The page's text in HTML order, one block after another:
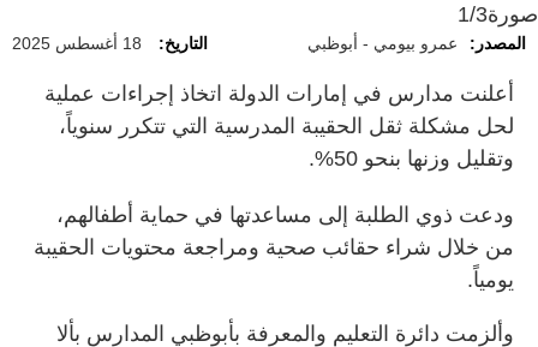
صورة1/3
المصدر: عمرو بيومي - أبوظبي التاريخ: 18 أغسطس 2025
أعلنت مدارس في إمارات الدولة اتخاذ إجراءات عملية
لحل مشكلة ثقل الحقيبة المدرسية التي تتكرر سنوياً،
وتقليل وزنها بنحو 50%.
ودعت ذوي الطلبة إلى مساعدتها في حماية أطفالهم،
من خلال شراء حقائب صحية ومراجعة محتويات الحقيبة
يومياً.
وألزمت دائرة التعليم والمعرفة بأبوظبي المدارس بألا